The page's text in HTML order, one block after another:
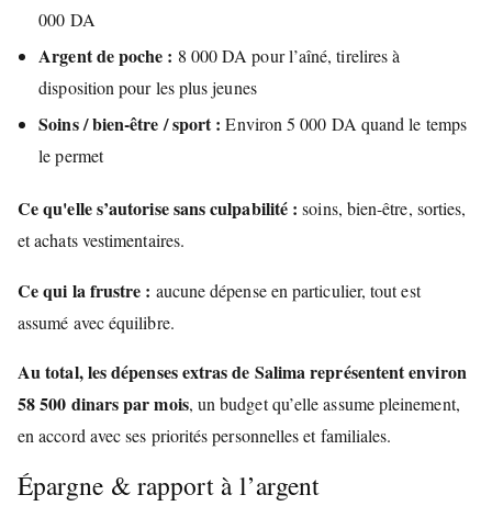
000 DA
Argent de poche : 8 000 DA pour l’aîné, tirelires à
disposition pour les plus jeunes
Soins / bien-être / sport : Environ 5 000 DA quand le temps
le permet
Ce qu'elle s’autorise sans culpabilité : soins, bien-être, sorties,
et achats vestimentaires.
Ce qui la frustre : aucune dépense en particulier, tout est
assumé avec équilibre.
Au total, les dépenses extras de Salima représentent environ
58 500 dinars par mois, un budget qu’elle assume pleinement,
en accord avec ses priorités personnelles et familiales.
Épargne & rapport à l’argent